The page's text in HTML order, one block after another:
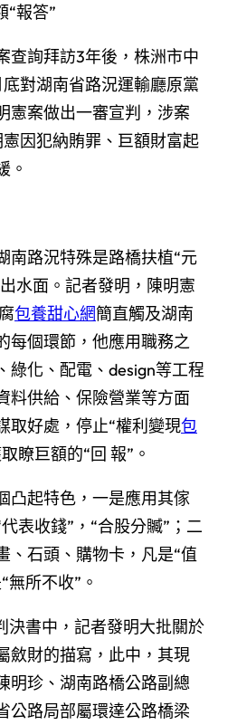
“報答”
查詢拜訪3年後，株洲市中
對湖南省路況運輸廳原黨
憲案做出一審宣判，涉案
因犯納賄罪、巨額財富起
。
南路況特殊是路橋扶植“元
水面。記者發明，陳明憲
包養甜心網簡直觸及湖南
每個環節，他應用職務之
綠化、配電、design等工程
料供給、保險營業等方面
取好處，停止“權利變現包
瞭巨額的“回 報”。
凸起特色，一是應用其傢
表收錢”，“合股分贓”；二
、石頭、購物卡，凡是“值
無所不收”。
決書中，記者發明大批關於
斂財的描寫，此中，其現
明珍、湖南路橋公路副總
公路局部屬環達公路橋梁